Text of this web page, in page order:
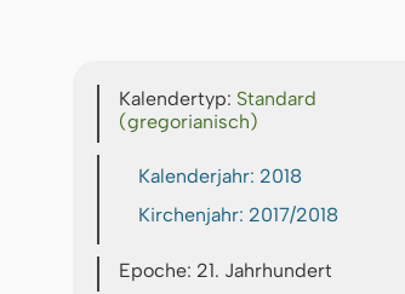
Kalendertyp: Standard
(gregorianisch)
Kalenderjahr: 2018
Kirchenjahr: 2017/2018
Epoche: 21. Jahrhundert